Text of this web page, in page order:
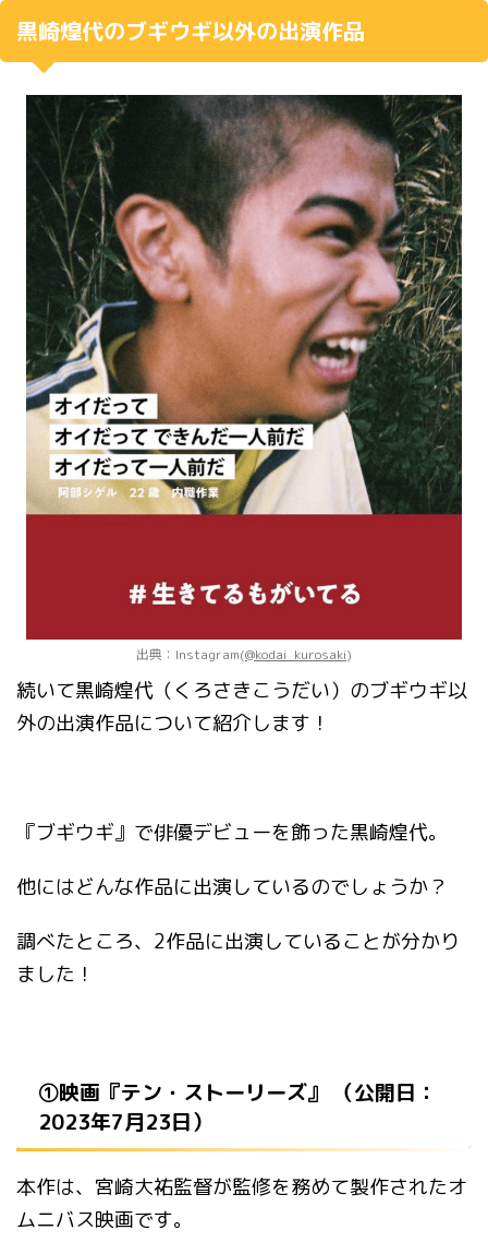
黒崎煌代のブギウギ以外の出演作品
出典：Instagram(@kodai_kurosaki)
続いて黒崎煌代（くろさきこうだい）のブギウギ以
外の出演作品について紹介します！
『ブギウギ』で俳優デビューを飾った黒崎煌代。
他にはどんな作品に出演しているのでしょうか？
調べたところ、2作品に出演していることが分かり
ました！
①映画『テン・ストーリーズ』 （公開日：
2023年7月23日）
本作は、宮崎大祐監督が監修を務めて製作されたオ
ムニバス映画です。